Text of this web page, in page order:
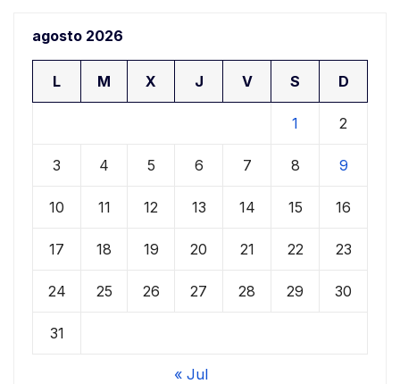
agosto 2026
L M X J V S D
1 2
3 4 5 6 7 8 9
10 11 12 13 14 15 16
17 18 19 20 21 22 23
24 25 26 27 28 29 30
31
« Jul